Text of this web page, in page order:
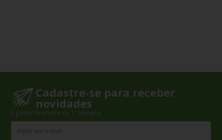
Cadastre-se para receber
novidades
E ganhe desconto na 1ª compra!